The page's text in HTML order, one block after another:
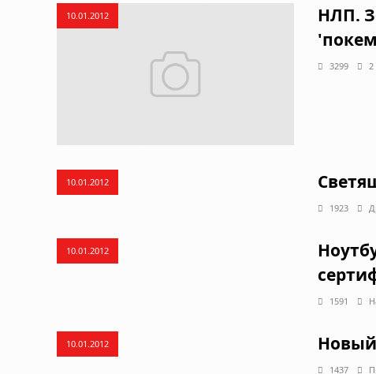
10.01.2012
НЛП.
3299 2
10.01.2012
1923
10.01.2012
1591
10.01.2012
1437